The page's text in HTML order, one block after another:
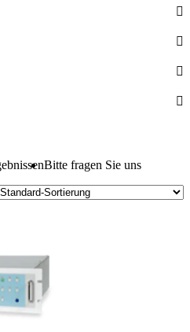
Bitte fragen Sie uns